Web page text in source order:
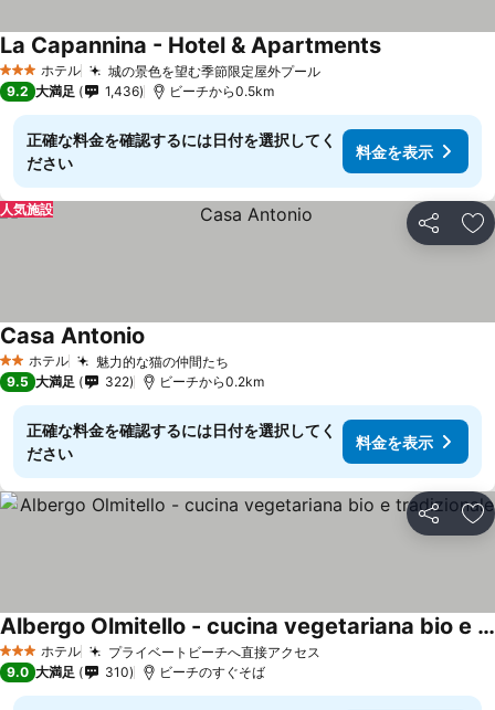
3 ホテルのランク
ホテル 城の景色を望む季節限定屋外プール
La Capannina - Hotel & Apartments
9.2 大満足 1,436 ビーチから0.5km
正確な料金を確認するには日付を選択してく
ださい
料金を表示
シェア お
人気施設
2 ホテルのランク
ホテル 魅力的な猫の仲間たち
Casa Antonio
9.5 大満足 322 ビーチから0.2km
正確な料金を確認するには日付を選択してく
ださい
料金を表示
シェア お
3 ホテルのランク
ホテル プライベートビーチへ直接アクセス
Albergo Olmitello - cucina vegetariana bio e tradizionale
9.0 大満足 310 ビーチのすぐそば